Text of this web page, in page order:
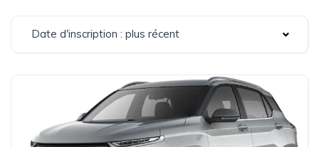
Date d'inscription : plus récent